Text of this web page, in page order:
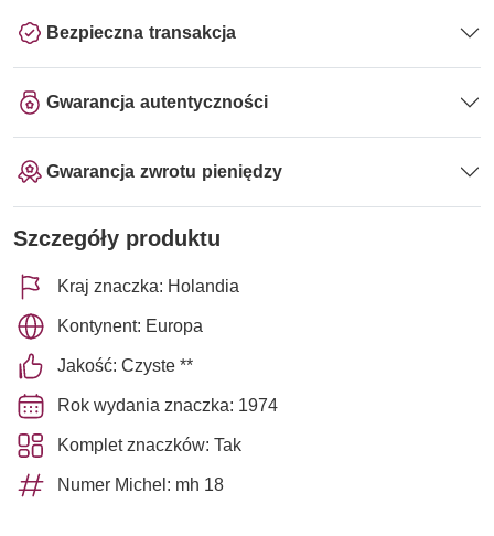
Bezpieczna transakcja
Gwarancja autentyczności
Gwarancja zwrotu pieniędzy
Szczegóły produktu
Kraj znaczka: Holandia
Kontynent: Europa
Jakość: Czyste **
Rok wydania znaczka: 1974
Komplet znaczków: Tak
Numer Michel: mh 18